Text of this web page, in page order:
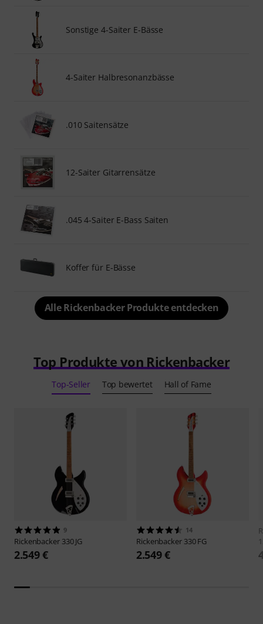
Sonstige 4-Saiter E-Bässe
4-Saiter Halbresonanzbässe
.010 Saitensätze
12-Saiter Gitarrensätze
.045 4-Saiter E-Bass Saiten
Koffer für E-Bässe
Alle Rickenbacker Produkte entdecken
Top Produkte von Rickenbacker
Top-Seller Top bewertet Hall of Fame
9
Rickenbacker 330 JG
2.549 €
14
Rickenbacker 330 FG
2.549 €